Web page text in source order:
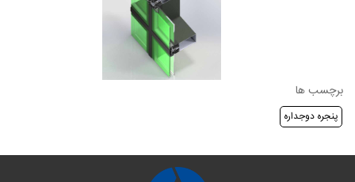
برچسب ها
پنجره دوجداره